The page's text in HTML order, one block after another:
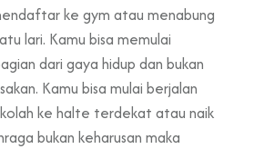
ke gym atau menabung
lari. Kamu bisa memulai
dari gaya hidup dan bukan
Kamu bisa mulai berjalan
ke halte terdekat atau naik
bukan keharusan maka